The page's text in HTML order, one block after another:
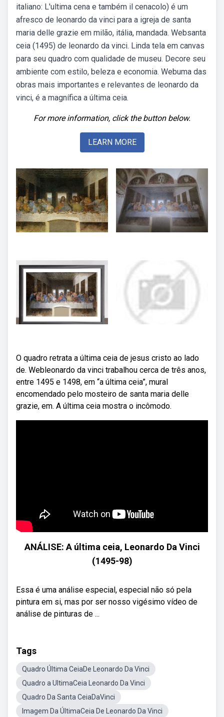
italiano: L'ultima cena e também il cenacolo) é um
afresco de leonardo da vinci para a igreja de santa
maria delle grazie em milão, itália, mandada. Websanta
ceia (1495) de leonardo da vinci. Linda tela em canvas
para seu quadro com qualidade de museu. Decore seu
ambiente com estilo, beleza e economia. Webuma das
obras mais importantes e relevantes de leonardo da
vinci, é a magnífica a última ceia.
For more information, click the button below.
LEARN MORE
O quadro retrata a última ceia de jesus cristo ao lado
de. Webleonardo da vinci trabalhou cerca de três anos,
entre 1495 e 1498, em “a última ceia”, mural
encomendado pelo mosteiro de santa maria delle
grazie, em. A última ceia mostra o incômodo.
ANÁLISE: A última ceia, Leonardo Da Vinci
(1495-98)
Essa é uma análise especial, especial não só pela
pintura em si, mas por ser nosso vigésimo vídeo de
análise de pinturas de ...
Tags
Quadro Última CeiaDe Leonardo Da Vinci
Quadro a UltimaCeia Leonardo Da Vinci
Quadro Da Santa CeiaDaVinci
Imagem Da ÚltimaCeia De Leonardo Da Vinci